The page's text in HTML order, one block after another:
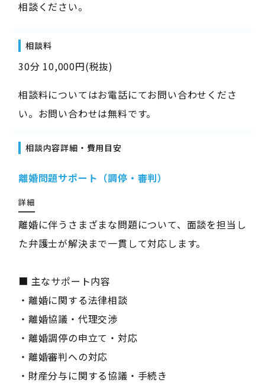
相談ください。
相談料
30分 10,000円(税抜)
相談料についてはお電話にてお問い合わせくださ
い。お問い合わせは無料です。
相談内容詳細・費用目安
離婚問題サポート（調停・審判）
詳細
離婚に伴うさまざまな問題について、面談を担当し
た弁護士が解決まで一貫して対応します。
■ 主なサポート内容
・離婚に関する法律相談
・離婚協議・代理交渉
・離婚調停の申立て・対応
・離婚審判への対応
・財産分与に関する協議・手続き